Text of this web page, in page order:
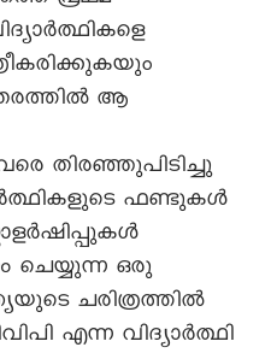
ആ
തിരഞ്ഞുപിടിച്ചു
ഫണ്ടുകള്‍
ചെയ്യുന്ന ഒരു
ചരിത്രത്തില്‍
എന്ന വിദ്യാര്‍ത്ഥി